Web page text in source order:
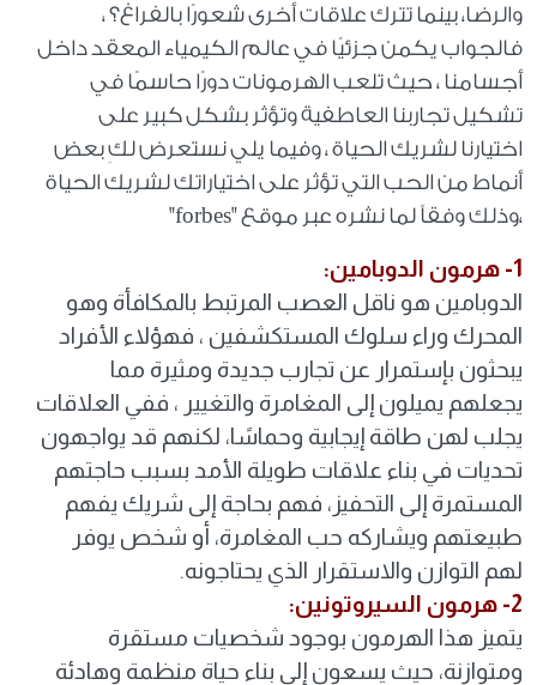
والرضا، بينما تترك علاقات أخرى شعورًا بالفراغ؟ ،
فالجواب يكمن جزئيًا في عالم الكيمياء المعقد داخل
أجسامنا ، حيث تلعب الهرمونات دورًا حاسمًا في
تشكيل تجاربنا العاطفية وتؤثر بشكل كبير على
اختيارنا لشريك الحياة ، وفيما يلي نستعرض لكِ بعض
أنماط من الحب التي تؤثر على اختياراتك لشريك الحياة
،وذلك وفقاً لما نشره عبر موقع "forbes"
1- هرمون الدوبامين:
الدوبامين هو ناقل العصب المرتبط بالمكافأة وهو
المحرك وراء سلوك المستكشفين ، فهؤلاء الأفراد
يبحثون بإستمرار عن تجارب جديدة ومثيرة مما
يجعلهم يميلون إلى المغامرة والتغيير ، ففي العلاقات
يجلب لهن طاقة إيجابية وحماسًا، لكنهم قد يواجهون
تحديات في بناء علاقات طويلة الأمد بسبب حاجتهم
المستمرة إلى التحفيز، فهم بحاجة إلى شريك يفهم
طبيعتهم ويشاركه حب المغامرة، أو شخص يوفر
لهم التوازن والاستقرار الذي يحتاجونه.
2- هرمون السيروتونين:
يتميز هذا الهرمون بوجود شخصيات مستقرة
ومتوازنة، حيث يسعون إلى بناء حياة منظمة وهادئة